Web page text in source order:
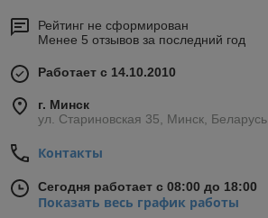
Рейтинг не сформирован
Менее 5 отзывов за последний год
Работает с 14.10.2010
г. Минск
ул. Стариновская 35, Минск, Беларусь
Контакты
Сегодня работает с 08:00 до 18:00
Показать весь график работы